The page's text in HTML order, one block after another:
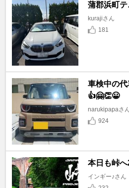
蒲郡浜町
kurajiさん
181
車検中の
👍🤗👏😀
narukipapaさ
924
本日も峠
インギー♪さん